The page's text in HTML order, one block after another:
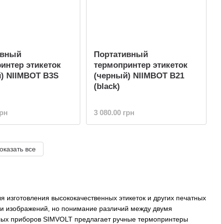
высококачественных этикеток и других печатных
изображений, но понимание различий между двумя
приборов SIMVOLT предлагает ручные термопринтеры
этикеток
NIIMBOT B3S
Портативный
термопринтер этикеток
(черный) NIIMBOT B21
(black)
3 080.00 грн
все